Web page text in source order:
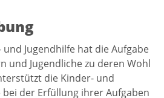
Jugendhilfe hat die Aufgabe
und Jugendliche zu deren Wohl
die Kinder- und
bei der Erfüllung ihrer Aufgaben